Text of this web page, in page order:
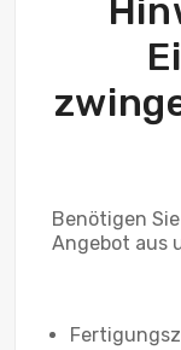
Benötigen
Angebot aus